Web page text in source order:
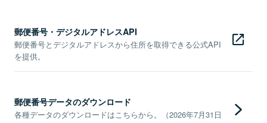
郵便番号・デジタルアドレスAPI
郵便番号とデジタルアドレスから住所を取得できる公式API
を提供。
郵便番号データのダウンロード
各種データのダウンロードはこちらから。（2026年7月31日